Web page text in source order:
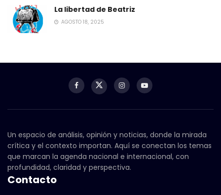
La libertad de Beatriz
AGOSTO 18, 2025
Un espacio de análisis, opinión y noticias, donde la mirada
crítica y el contexto importan. Aquí se conectan los temas
que marcan la agenda nacional e internacional, con
profundidad, claridad y perspectiva.
Contacto